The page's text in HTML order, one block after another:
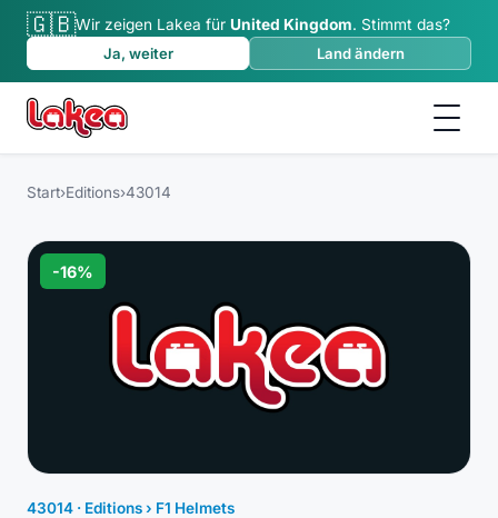
🇬🇧Wir zeigen Lakea für United Kingdom. Stimmt das?
Ja, weiter
Land ändern
Start›Editions›43014
-16%
43014 · Editions› F1 Helmets